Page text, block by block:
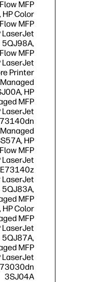
MFP
Color
MFP
LaserJet
5QJ98A,
MFP
LaserJet
Printer
HP
MFP
LaserJet
HP
MFP
LaserJet
E73140z
LaserJet
5QJ83A,
MFP
Color
MFP
LaserJet
5QJ87A,
MFP
LaserJet
3SJ04A